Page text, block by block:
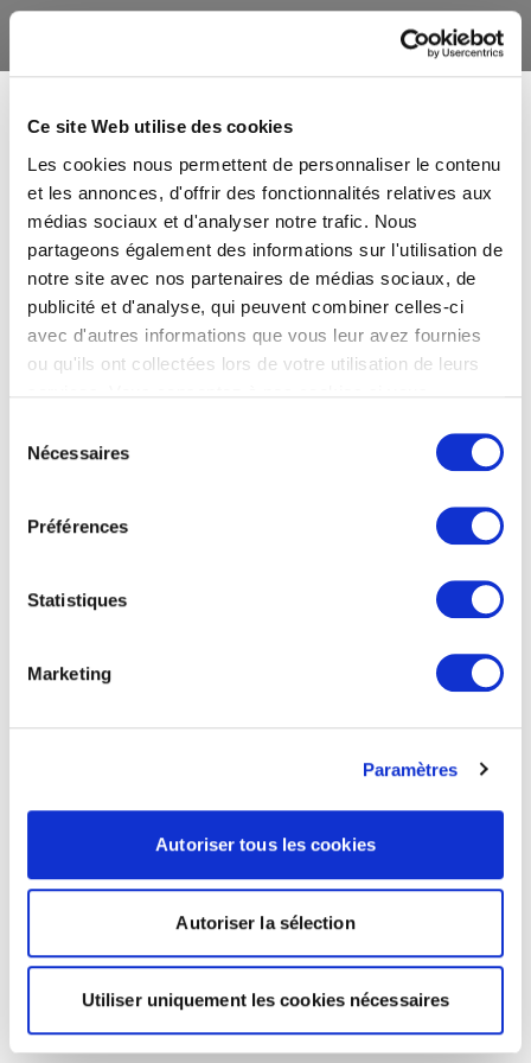
Ce site Web utilise des cookies
Les cookies nous permettent de personnaliser le contenu
et les annonces, d'offrir des fonctionnalités relatives aux
médias sociaux et d'analyser notre trafic. Nous
partageons également des informations sur l'utilisation de
notre site avec nos partenaires de médias sociaux, de
publicité et d'analyse, qui peuvent combiner celles-ci
avec d'autres informations que vous leur avez fournies
ou qu'ils ont collectées lors de votre utilisation de leurs
Nécessaires
Préférences
Statistiques
Marketing
Paramètres
Autoriser tous les cookies
Autoriser la sélection
Utiliser uniquement les cookies nécessaires